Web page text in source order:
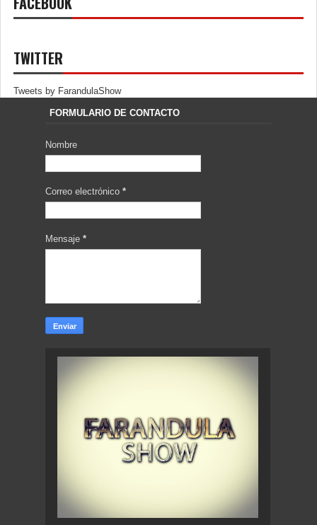
TWITTER
Tweets by FarandulaShow
FORMULARIO DE CONTACTO
Nombre
Correo electrónico *
Mensaje *